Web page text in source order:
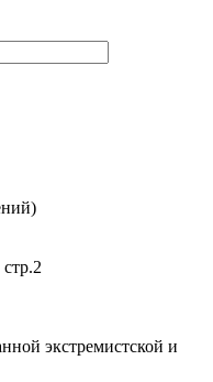
экстремистской и